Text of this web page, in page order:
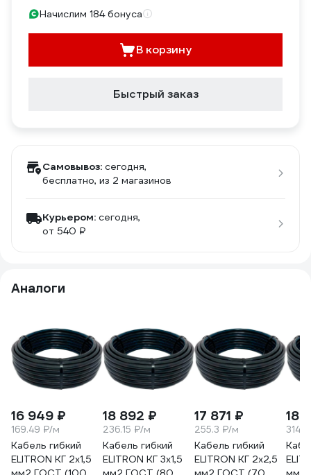
Начислим 184 бонуса
В корзину
Быстрый заказ
Самовывоз: сегодня,
бесплатно, из 2 магазинов
Курьером: сегодня,
от 540 ₽
Аналоги
16 949 ₽
169.49 ₽/м
Кабель гибкий
ELITRON КГ 2x1,5
18 892 ₽
236.15 ₽/м
Кабель гибкий
ELITRON КГ 3x1,5
17 871 ₽
255.3 ₽/м
Кабель гибкий
ELITRON КГ 2x2,5
18